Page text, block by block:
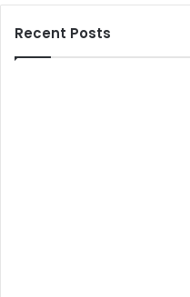
Recent Posts